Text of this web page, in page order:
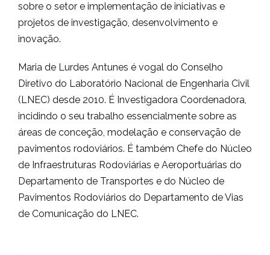
sobre o setor e implementação de iniciativas e
projetos de investigação, desenvolvimento e
inovação.
Maria de Lurdes Antunes é vogal do Conselho
Diretivo do Laboratório Nacional de Engenharia Civil
(LNEC) desde 2010. É Investigadora Coordenadora,
incidindo o seu trabalho essencialmente sobre as
áreas de conceção, modelação e conservação de
pavimentos rodoviários. É também Chefe do Núcleo
de Infraestruturas Rodoviárias e Aeroportuárias do
Departamento de Transportes e do Núcleo de
Pavimentos Rodoviários do Departamento de Vias
de Comunicação do LNEC.